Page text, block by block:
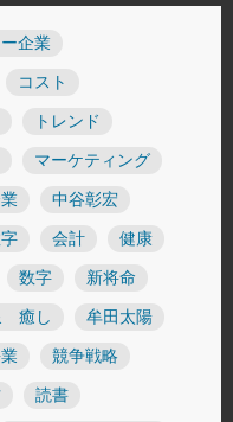
企業
コスト
トレンド
マーケティング
中谷彰宏
会計 健康
数字 新将命
癒し 牟田太陽
競争戦略
読書